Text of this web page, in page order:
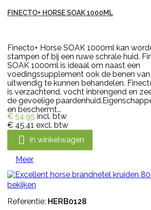
FINECTO+ HORSE SOAK 1000ML
Finecto+ Horse SOAK 1000ml kan
stampen of bij een ruwe schrale huid.
SOAK 1000ml is ideaal om naast een
voedingssupplement ook de benen
uitwendig te kunnen behandelen.
is verzachtend, vocht inbrengend en
de gevoelige
en beschermt...
€ 54,95 incl. btw
€ 45,41 excl. btw
 In winkelwagen
Meer
bekijken
Referentie: HERB0128